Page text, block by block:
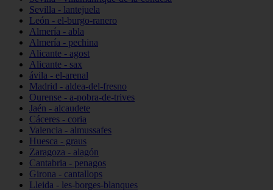
Sevilla - lantejuela
León - el-burgo-ranero
Almería - abla
Almería - pechina
Alicante - agost
Alicante - sax
ávila - el-arenal
Madrid - aldea-del-fresno
Ourense - a-pobra-de-trives
Jaén - alcaudete
Cáceres - coria
Valencia - almussafes
Huesca - graus
Zaragoza - alagón
Cantabria - penagos
Girona - cantallops
Lleida - les-borges-blanques